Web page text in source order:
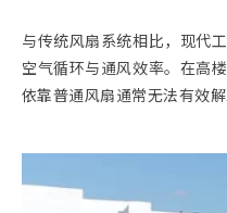
与传统风扇系统相比，现代
空气循环与通风效率。在高
依靠普通风扇通常无法有效